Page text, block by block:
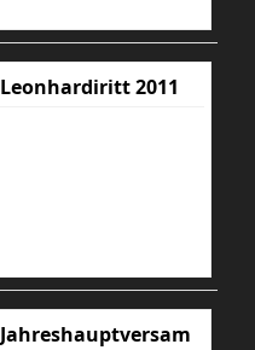
Leonhardiritt 2011
Jahreshauptversam